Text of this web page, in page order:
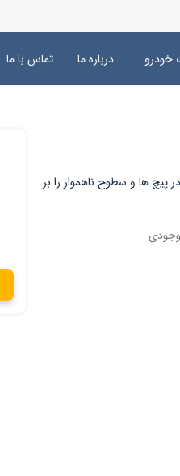
خودرو درباره ما تماس با ما
پیچ ها و سطوح ناهموار را بر